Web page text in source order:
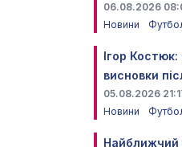
06.08.2026
Новини
Ігор
висновки
05.08.2026
Новини
Найближчий